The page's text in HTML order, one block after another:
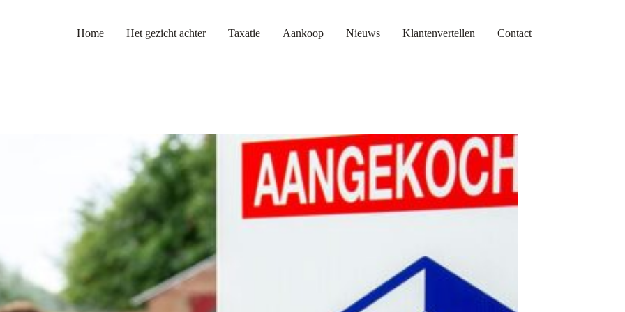
Home Het gezicht achter Taxatie Aankoop Nieuws Klantenvertellen Contact